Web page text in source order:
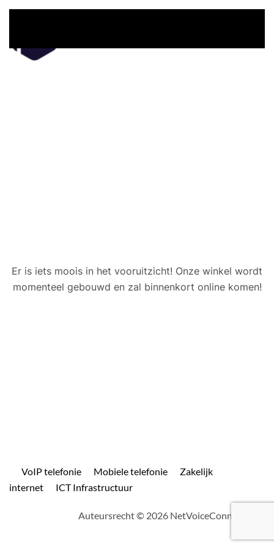
Er is iets moois in het vooruitzicht! Onze winkel wordt
momenteel gebouwd en zal binnenkort online komen!
VoIP telefonie Mobiele telefonie
Zakelijk
internet
ICT Infrastructuur
Auteursrecht © 2026 NetVoiceConnect.com